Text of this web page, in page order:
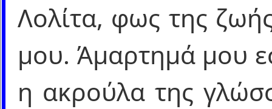
Λολίτα, φως της
μου. Άμαρτημά μου
η ακρούλα της